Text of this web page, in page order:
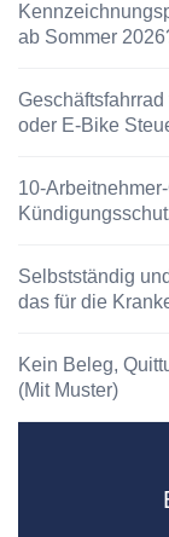
ab Sommer
oder E-Bike
10-
Selbstständig
das für die
Kein Beleg,
(Mit Muster)